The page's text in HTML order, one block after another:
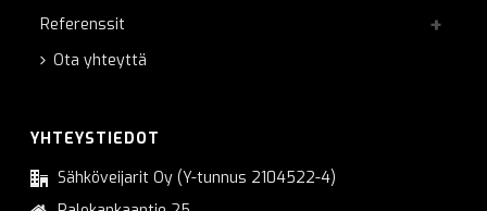
Referenssit
Ota yhteyttä
YHTEYSTIEDOT
Sähköveijarit Oy (Y-tunnus 2104522-4)